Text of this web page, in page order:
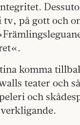
på gott och
komma
teater och
och